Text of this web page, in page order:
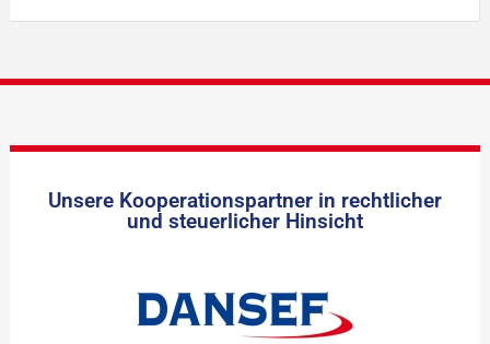
Unsere Kooperationspartner in rechtlicher
und steuerlicher Hinsicht